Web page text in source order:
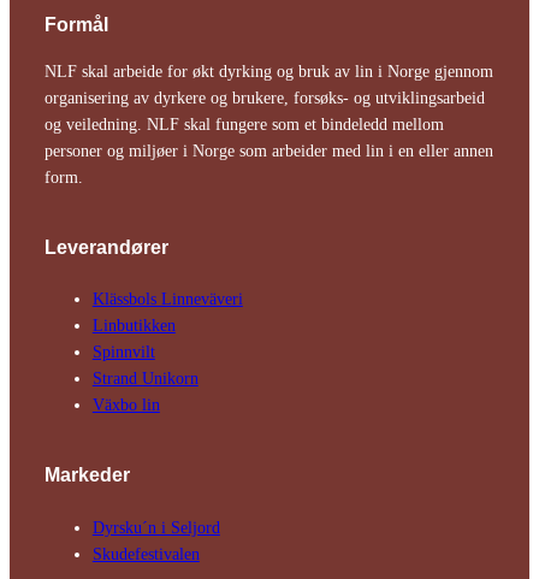
Formål
NLF skal arbeide for økt dyrking og bruk av lin i Norge gjennom
organisering av dyrkere og brukere, forsøks- og utviklingsarbeid
og veiledning. NLF skal fungere som et bindeledd mellom
personer og miljøer i Norge som arbeider med lin i en eller annen
form.
Leverandører
Klässbols Linne­väveri
Linbutikken
Spinnvilt
Strand Unikorn
Växbo lin
Markeder
Dyrsku´n i Seljord
Skude­fes­tivalen